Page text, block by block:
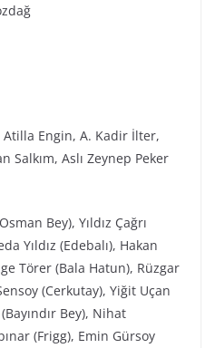
Engin, A. Kadir İlter,
Salkım, Aslı Zeynep Peker
Bey), Yıldız Çağrı
Yıldız (Edebalı), Hakan
Törer (Bala Hatun), Rüzgar
(Cerkutay), Yiğit Uçan
Bey), Nihat
(Frigg), Emin Gürsoy